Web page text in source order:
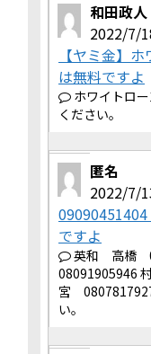
和田政人
2022/7/
【ヤミ金】
は無料ですよ
ホワイトロ
ください。
匿名
2022/7/
ですよ
英和 高橋
08091905946
宮
い。